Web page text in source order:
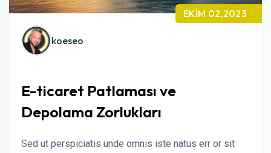
koeseo
EKIM 02,2023
E-ticaret Patlaması ve
Depolama Zorlukları
Sed ut perspiciatis unde omnis iste natus err or sit